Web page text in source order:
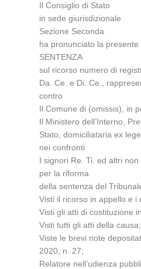
Il Consiglio di Stato
in sede giurisdizionale
Sezione Seconda
ha pronunciato la presente
SENTENZA
sul ricorso numero di
Da. Ce. e Di. Ce.,
contro
Il Comune di (omissis), in
Il Ministero dell’Interno,
Stato, domiciliataria ex
nei confronti
I signori Re. Ti. ed altri
per la riforma
della sentenza del
Visti il ricorso in appello e i
Visti gli atti di costituzione
Visti tutti gli atti della causa;
Viste le brevi note
2020, n. 27;
Relatore nell’udienza